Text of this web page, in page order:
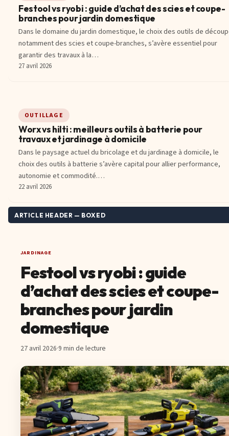
Festool vs ryobi : guide d’achat des scies et coupe-
branches pour jardin domestique
Dans le domaine du jardin domestique, le choix des outils de
notamment des scies et coupe-branches, s’avère essentiel pour
garantir des travaux à la…
27 avril 2026
OUTILLAGE
Worx vs hilti : meilleurs outils à batterie pour
travaux et jardinage à domicile
Dans le paysage actuel du bricolage et du jardinage à domicile, le
choix des outils à batterie s’avère capital pour allier performance,
autonomie et commodité.…
22 avril 2026
ARTICLE HEADER — BOXED
JARDINAGE
Festool vs ryobi : guide
d’achat des scies et coupe-
branches pour jardin
domestique
27 avril 2026·9 min de lecture